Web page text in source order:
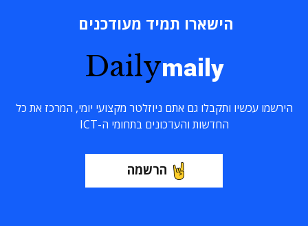
הישארו תמיד מעודכנים
Dailymaily
הירשמו עכשיו ותקבלו גם אתם ניוזלטר מקצועי יומי, המרכז את כל
החדשות והעדכונים בתחומי ה-ICT
הרשמה